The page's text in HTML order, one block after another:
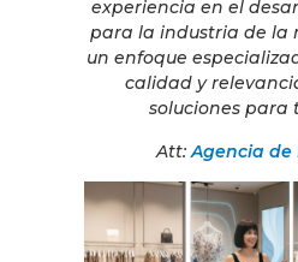
experiencia en el
para la industria de la
un enfoque
calidad y
soluciones para
Att:Agencia